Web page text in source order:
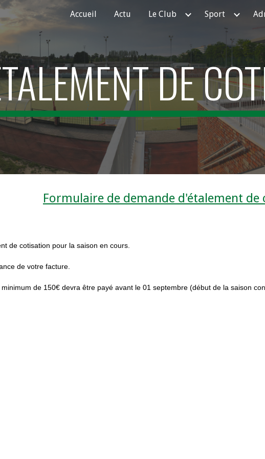
Skip to main content Skip
Accueil Actu Le Club Sport
DE
Formulaire de demande d'étalement de
de cotisation pour la saison en cours.
de votre facture.
de 150€ devra être payé avant le 01 septembre (début de la saison